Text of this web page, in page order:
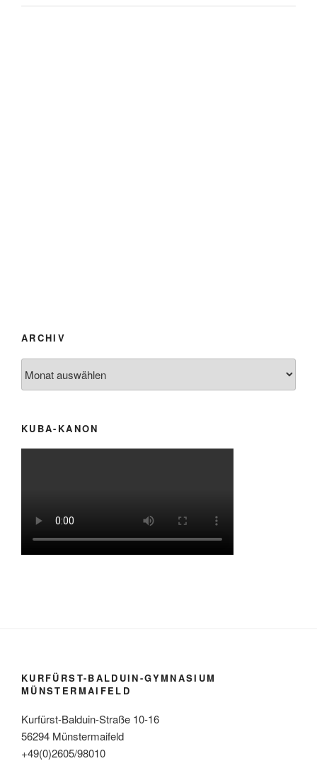
ARCHIV
KUBA-KANON
KURFÜRST-BALDUIN-GYMNASIUM
MÜNSTERMAIFELD
Kurfürst-Balduin-Straße 10-16
56294 Münstermaifeld
+49(0)2605/98010